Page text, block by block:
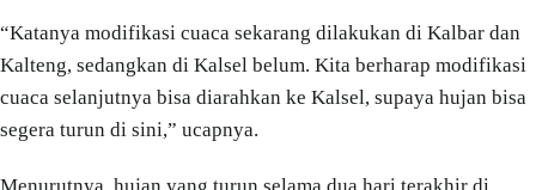
“Katanya modifikasi cuaca sekarang dilakukan di Kalbar dan
Kalteng, sedangkan di Kalsel belum. Kita berharap modifikasi
cuaca selanjutnya bisa diarahkan ke Kalsel, supaya hujan bisa
segera turun di sini,” ucapnya.